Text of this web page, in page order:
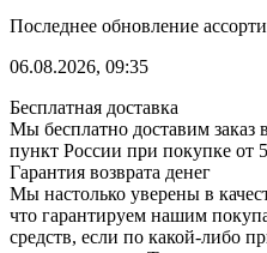
Последнее обновление
06.08.2026, 09:35
Бесплатная доставка
Мы бесплатно доставим
пункт России при покупке от
Гарантия возврата денег
Мы настолько уверены в
что гарантируем нашим
средств, если по какой-либо